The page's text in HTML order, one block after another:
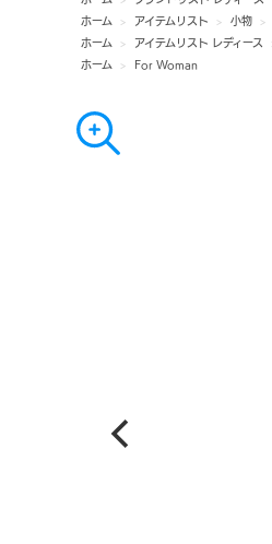
ホーム
> アイテムリスト > 小物 >
ホーム
> アイテムリスト レディース
ホーム
> For Woman